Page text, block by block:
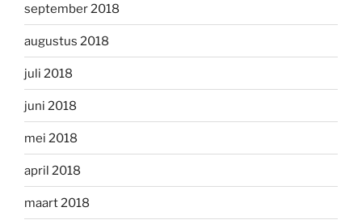
september 2018
augustus 2018
juli 2018
juni 2018
mei 2018
april 2018
maart 2018